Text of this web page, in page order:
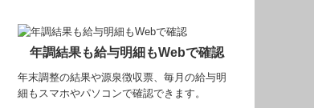
年調結果も給与明細もWebで確認
年末調整の結果や源泉徴収票、毎月の給与明
細もスマホやパソコンで確認できます。